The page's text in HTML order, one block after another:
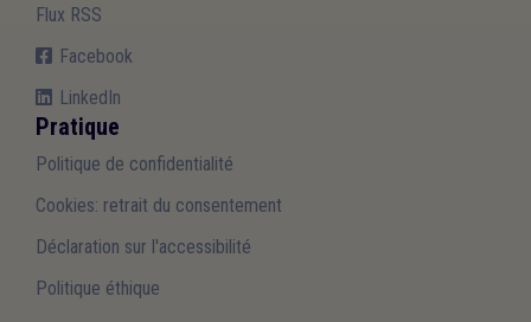
Flux RSS
Facebook
LinkedIn
Pratique
Politique de confidentialité
Cookies: retrait du consentement
Déclaration sur l'accessibilité
Politique éthique